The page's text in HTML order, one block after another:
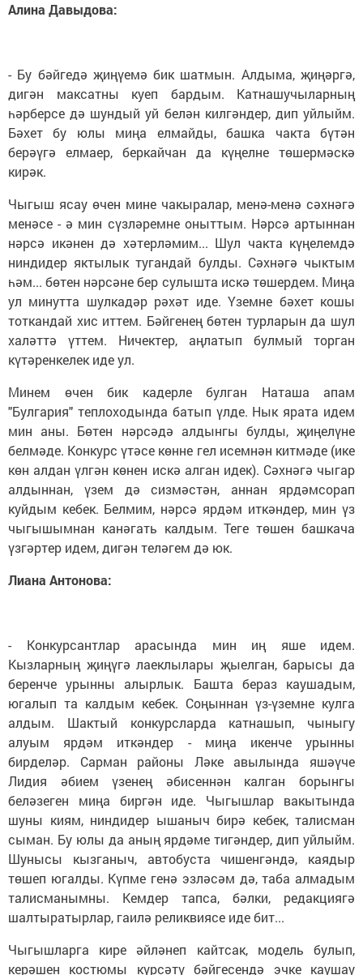
Алина Давыдова:
- Бу бәйгедә җиңүемә бик шатмын. Алдыма, җиңәргә,
дигән максатны куеп бардым. Катнашучыларның
һәрберсе дә шундый уй белән килгәндер, дип уйлыйм.
Бәхет бу юлы миңа елмайды, башка чакта бүтән
берәүгә елмаер, беркайчан да күңелне төшермәскә
кирәк.
Чыгыш ясау өчен мине чакыралар, менә-менә сәхнәгә
менәсе - ә мин сүзләремне оныттым. Нәрсә артыннан
нәрсә икәнен дә хәтерләмим... Шул чакта күңелемдә
ниндидер яктылык тугандай булды. Сәхнәгә чыктым
һәм... бөтен нәрсәне бер сулышта искә төшердем. Миңа
ул минутта шулкадәр рәхәт иде. Үземне бәхет кошы
тоткандай хис иттем. Бәйгенең бөтен турларын да шул
халәттә үттем. Ничектер, аңлатып булмый торган
күтәренкелек иде ул.
Минем өчен бик кадерле булган Наташа апам
"Булгария" теплоходында батып үлде. Нык ярата идем
мин аны. Бөтен нәрсәдә алдынгы булды, җиңелүне
белмәде. Конкурс үтәсе көнне гел исемнән китмәде (ике
көн алдан үлгән көнен искә алган идек). Сәхнәгә чыгар
алдыннан, үзем дә сизмәстән, аннан ярдәмсорап
куйдым кебек. Белмим, нәрсә ярдәм иткәндер, мин үз
чыгышымнан канәгать калдым. Теге төшен башкача
үзгәртер идем, дигән теләгем дә юк.
Лиана Антонова:
- Конкурсантлар арасында мин иң яше идем.
Кызларның җиңүгә лаеклылары җыелган, барысы да
беренче урынны алырлык. Башта бераз каушадым,
югалып та калдым кебек. Соңыннан үз-үземне кулга
алдым. Шактый конкурсларда катнашып, чыныгу
алуым ярдәм иткәндер - миңа икенче урынны
бирделәр. Сарман районы Ләке авылында яшәүче
Лидия әбием үзенең әбисеннән калган борынгы
беләзеген миңа биргән иде. Чыгышлар вакытында
шуны киям, ниндидер ышаныч бирә кебек, талисман
сыман. Бу юлы да аның ярдәме тигәндер, дип уйлыйм.
Шунысы кызганыч, автобуста чишенгәндә, каядыр
төшеп югалды. Күпме генә эзләсәм дә, таба алмадым
талисманымны. Кемдер тапса, бәлки, редакциягә
шалтыратырлар, гаилә реликвиясе иде бит...
Чыгышларга кире әйләнеп кайтсак, модель булып,
керәшен костюмы күрсәтү бәйгесендә эчке каушау